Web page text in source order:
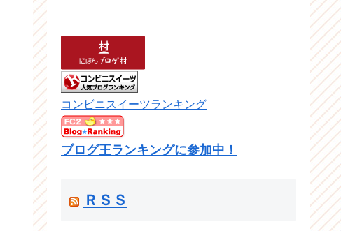
コンビニスイーツランキング
ブログ王ランキングに参加中！
ＲＳＳ